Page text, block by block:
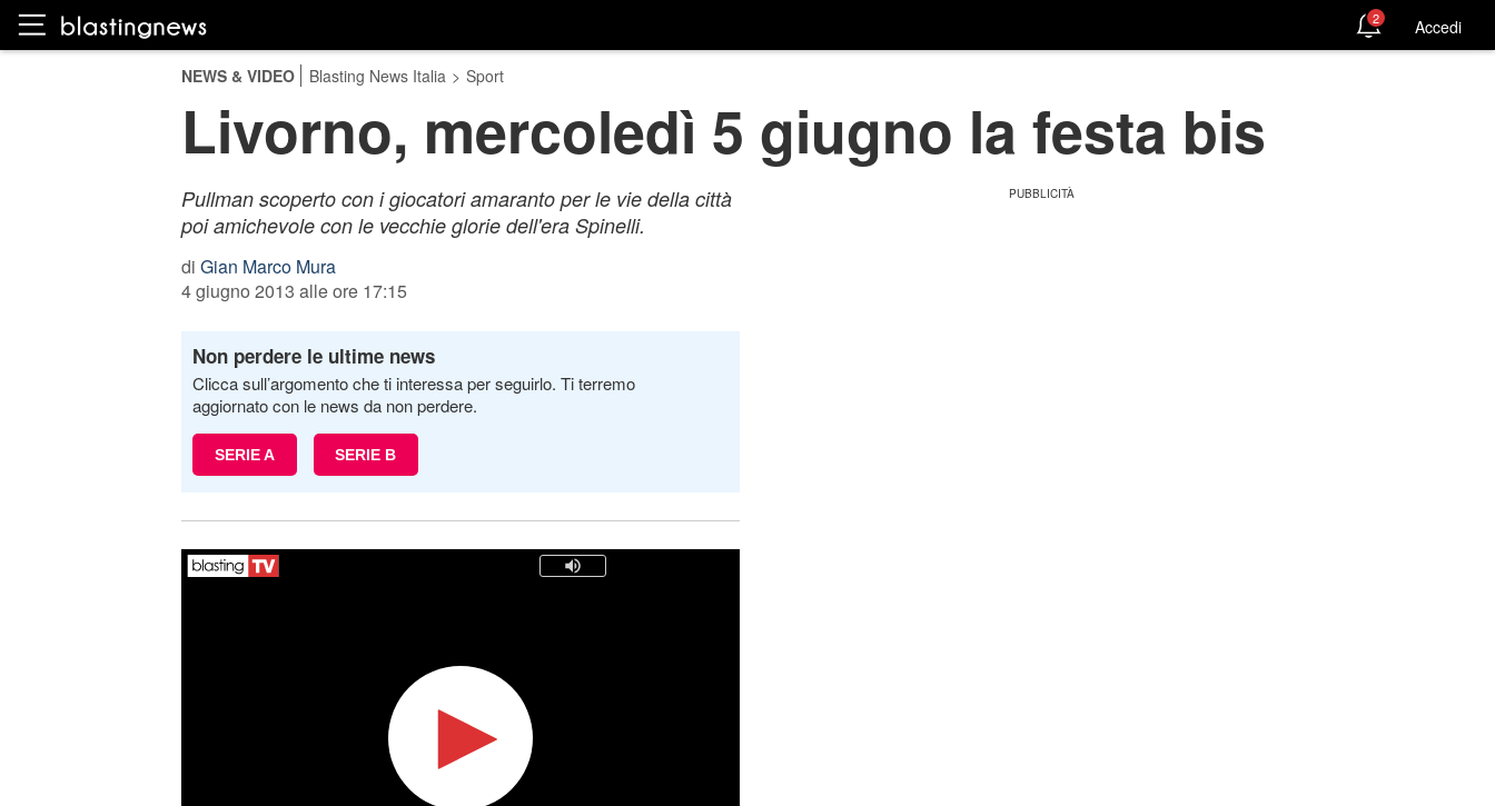
2 Accedi
NEWS & VIDEO Blasting News Italia > Sport
Livorno, mercoledì 5 giugno la festa bis
Pullman scoperto con i giocatori amaranto per le vie della città
poi amichevole con le vecchie glorie dell'era Spinelli.
di Gian Marco Mura
4 giugno 2013 alle ore 17:15
Non perdere le ultime news
Clicca sull’argomento che ti interessa per seguirlo. Ti terremo
aggiornato con le news da non perdere.
SERIE A SERIE B